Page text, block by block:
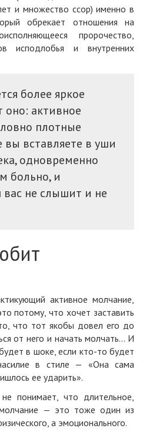
и множество ссор) именно в
обрекает отношения на
пророчество,
исподлобья и внутренних
более яркое
оно: активное
плотные
вы вставляете в уши
одновременно
больно, и
вас не слышит и не
активное молчание,
потому, что хочет заставить
что тот якобы довел его до
от него и начать молчать… И
в шоке, если кто-то будет
в стиле — «Она сама
ее ударить».
понимает, что длительное,
— это тоже один из
а эмоционального.